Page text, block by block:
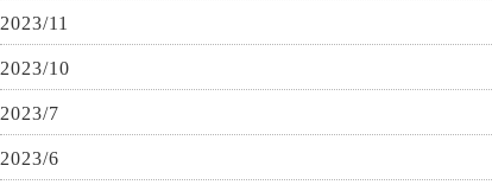
2023/11
2023/10
2023/7
2023/6